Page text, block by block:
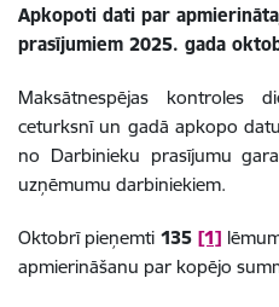
Apkopoti dati par
prasījumiem 2025. gada
Maksātnespējas kontroles
ceturksnī un gadā apkopo
no Darbinieku prasījumu
uzņēmumu darbiniekiem.
Oktobrī pieņemti 135 [1]
apmierināšanu par kopējo